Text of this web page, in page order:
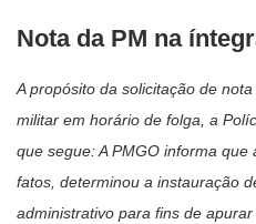
Nota da PM na
A propósito da solicitação de
militar em horário de folga, a
que segue: A PMGO informa
fatos, determinou a instauração
administrativo para fins de